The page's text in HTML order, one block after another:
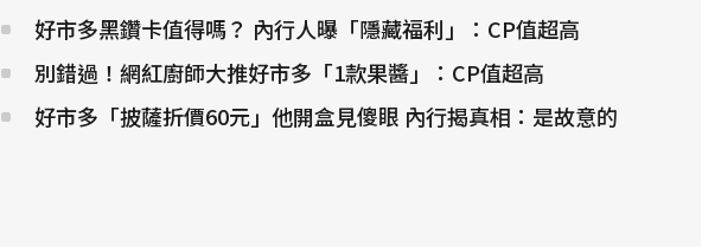
好市多黑鑽卡值得嗎？ 內行人曝「隱藏福利」：CP值超高
別錯過！網紅廚師大推好市多「1款果醬」：CP值超高
好市多「披薩折價60元」他開盒見傻眼 內行揭真相：是故意的